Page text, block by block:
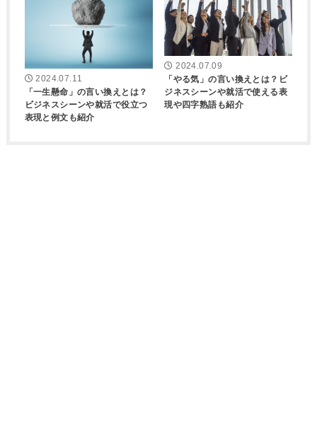
2024.07.11
「一生懸命」の言い換えとは？
ビジネスシーンや就活で役立つ
表現と例文も紹介
2024.07.09
「やる気」の言い換えとは？ビ
ジネスシーンや就活で使える表
現や四字熟語も紹介